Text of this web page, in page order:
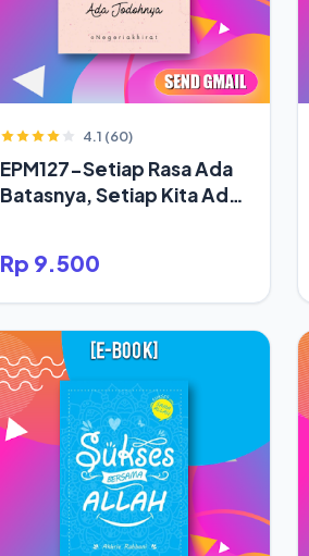
4.1 (60)
EPM127-Setiap Rasa Ada
Batasnya, Setiap Kita Ada
Rp 9.500